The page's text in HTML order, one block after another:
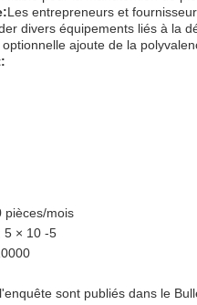
Les entrepreneurs et
divers équipements liés à la
ajoute de la
pièces/mois
5 × 10 -5
sont publiés dans le